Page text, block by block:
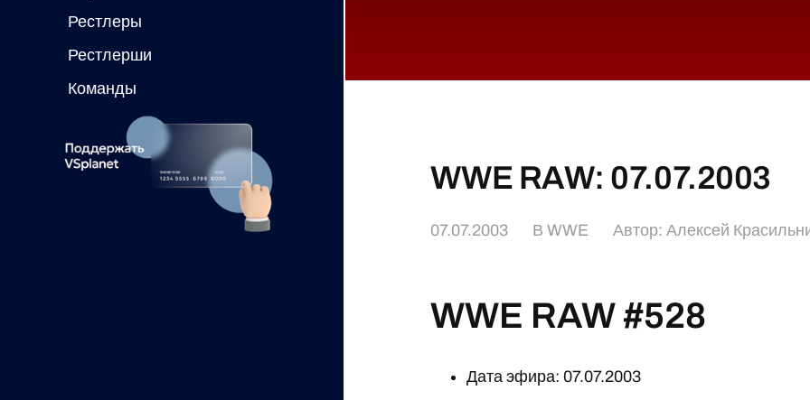
Рестлеры
Рестлерши
Команды
WWE RAW: 07.07.2003
07.07.2003 ВWWE Автор:Алексей
WWE RAW #528
Дата эфира: 07.07.2003